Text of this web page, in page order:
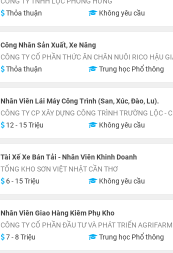
Thỏa thuận
Không yêu cầu
Công Nhân Sản Xuất, Xe Nâng
CÔNG TY CỔ PHẦN THỨC ĂN CHĂN NUÔI RICO HẬU
Thỏa thuận
Trung học Phổ thông
Nhân Viên Lái Máy Công Trình (San, Xúc, Đào, Lu).
CÔNG TY CP XÂY DỰNG CÔNG TRÌNH TRƯỜNG LỘC -
12 - 15 Triệu
Không yêu cầu
Tài Xế Xe Bán Tải - Nhân Viên Khinh Doanh
TỔNG KHO SƠN VIỆT NHẬT CẦN THƠ
6 - 15 Triệu
Không yêu cầu
Nhân Viên Giao Hàng Kiêm Phụ Kho
CÔNG TY CỔ PHẦN ĐẦU TƯ VÀ PHÁT TRIỂN AGRIFARM
7 - 8 Triệu
Trung học Phổ thông